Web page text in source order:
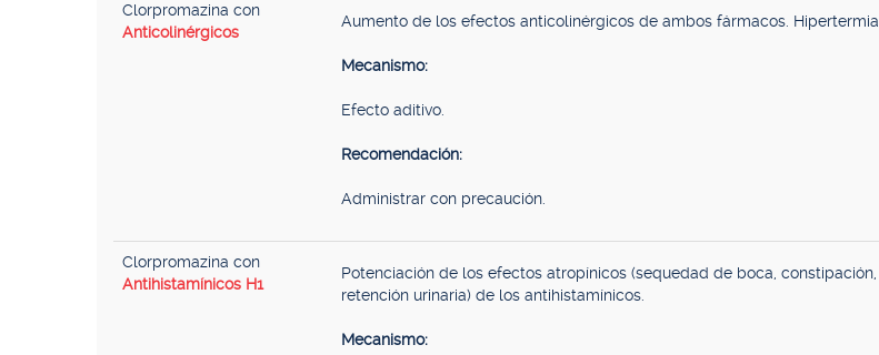
Clorpromazina con
Anticolinérgicos
Aumento de los efectos anticolinérgicos de ambos fármacos. Hipertermia.
Mecanismo:
Efecto aditivo.
Recomendación:
Administrar con precaución.
Clorpromazina con
Antihistamínicos H1
Potenciación de los efectos atropínicos (sequedad de boca, constipación,
retención urinaria) de los antihistamínicos.
Mecanismo: